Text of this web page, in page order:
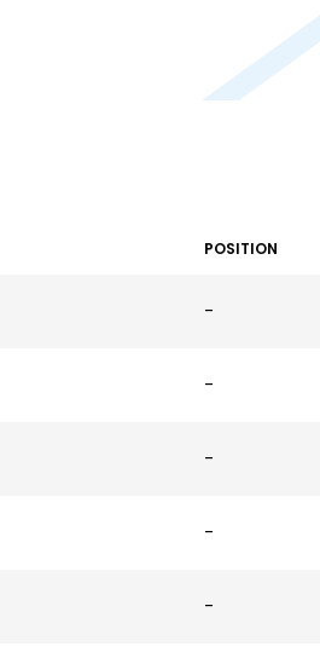
POSITION
-
-
-
-
-